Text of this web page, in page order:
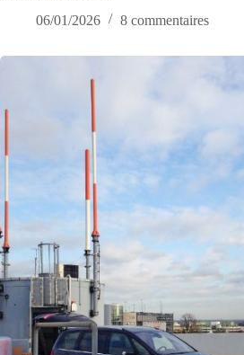
06/01/2026
8 commentaires